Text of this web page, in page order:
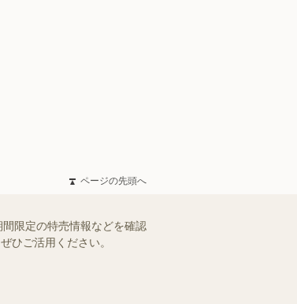
ページの先頭へ
限定の特売情報などを確認
ひご活用ください。